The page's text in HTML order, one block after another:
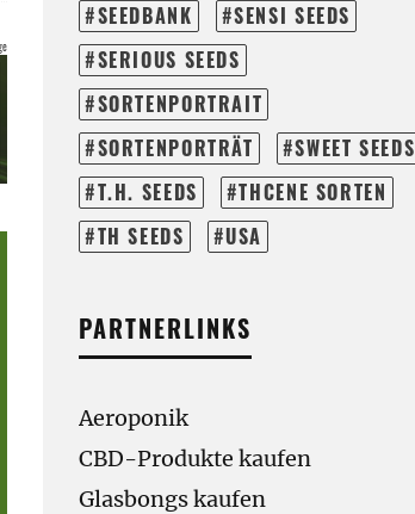
SEEDBANK
SENSI SEEDS
SERIOUS SEEDS
SORTENPORTRAIT
SORTENPORTRÄT
SWEET SEEDS
T.H. SEEDS
THCENE SORTEN
TH SEEDS
USA
PARTNERLINKS
Aeroponik
CBD-Produkte kaufen
Glasbongs kaufen